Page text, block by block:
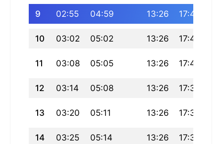
9 02:55 04:59 13:26 17:43
10 03:02 05:02 13:26 17:42
11 03:08 05:05 13:26 17:40
12 03:14 05:08 13:26 17:38
13 03:20 05:11 13:26 17:37
14 03:25 05:14 13:26 17:35